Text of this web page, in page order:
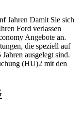
Jahren Damit Sie sich
Ford verlassen
Angebote an.
die speziell auf
ausgelegt sind.
(HU)2 mit den